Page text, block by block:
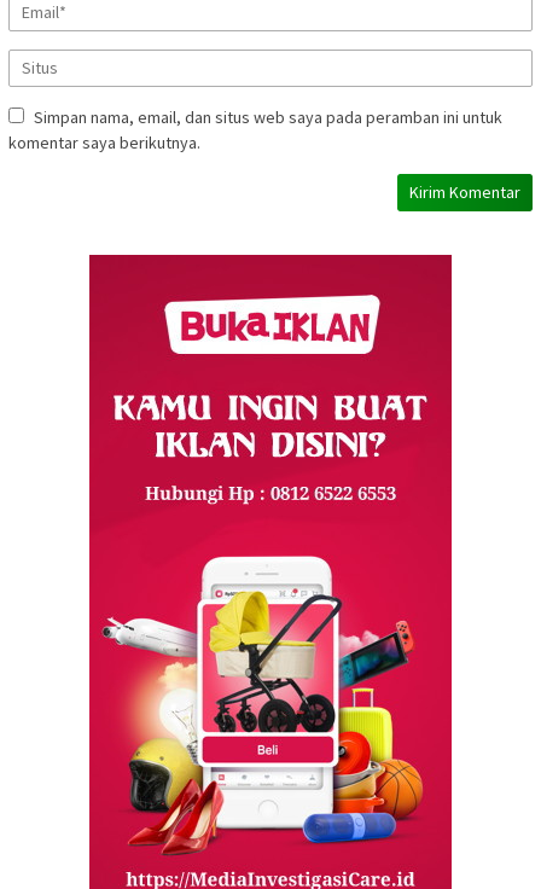
Simpan nama, email, dan situs web saya pada peramban ini untuk
komentar saya berikutnya.